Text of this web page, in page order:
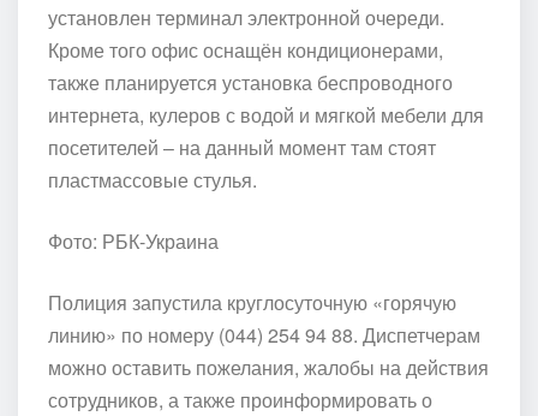
установлен терминал электронной очереди.
Кроме того офис оснащён кондиционерами,
также планируется установка беспроводного
интернета, кулеров с водой и мягкой мебели для
посетителей – на данный момент там стоят
пластмассовые стулья.
Фото: РБК-Украина
Полиция запустила круглосуточную «горячую
линию» по номеру (044) 254 94 88. Диспетчерам
можно оставить пожелания, жалобы на действия
сотрудников, а также проинформировать о